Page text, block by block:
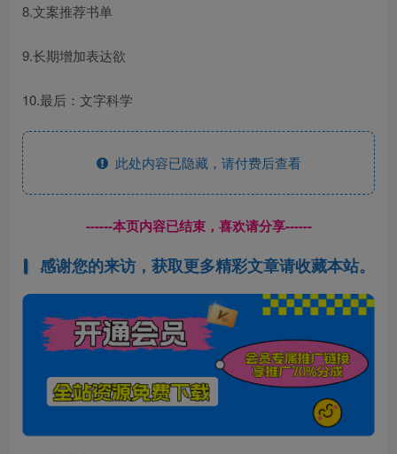
8.文案推荐书单
9.长期增加表达欲
10.最后：文字科学
此处内容已隐藏，请付费后查看
------本页内容已结束，喜欢请分享------
感谢您的来访，获取更多精彩文章请收藏本站。